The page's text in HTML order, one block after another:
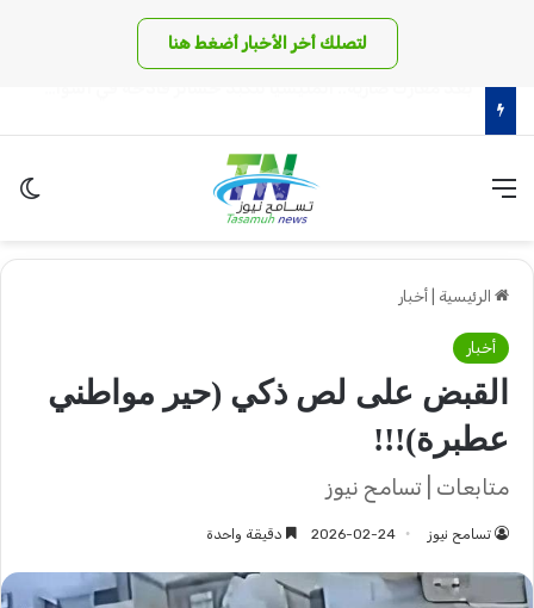
لتصلك أخر الأخبار أضغط هنا
القائمة
الرئيسية أخبار
أخبار
القبض على لص ذكي (حير مواطني
عطبرة)!!!
متابعات | تسامح نيوز
تسامح نيوز 2026-02-24 دقيقة واحدة